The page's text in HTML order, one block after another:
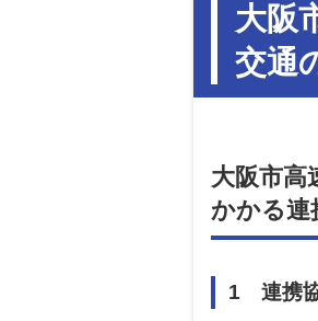
大阪
交通
大阪市高
かかる連
1 連携